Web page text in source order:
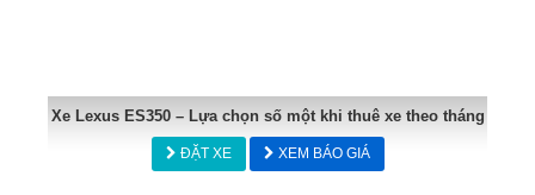
Xe Lexus ES350 – Lựa chọn số một khi thuê xe theo tháng
ĐẶT XE XEM BÁO GIÁ